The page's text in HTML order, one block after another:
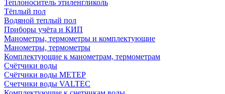
Теплоноситель этиленгликоль
Тёплый пол
Водяной теплый пол
Приборы учёта и КИП
Манометры, термометры и комплектующие
Манометры, термометры
Комплектующие к манометрам, термометрам
Счётчики воды
Счётчики воды МЕТЕР
Счетчики воды VALTEC